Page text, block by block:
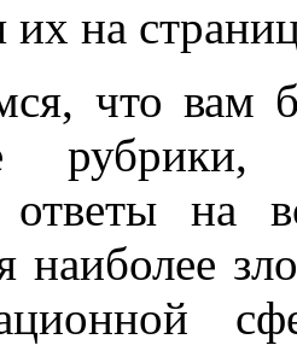
их на
что вам
ответы на
наиболее